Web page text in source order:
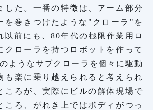
した。一番の特徴は、アーム部分
を巻きつけたような"クローラ"を
以前にも、80年代の極限作業用ロ
クローラを持つロボットを作って
ようなサブクローラを個々に駆動
も楽に乗り越えられると考えられ
ころが、実際にビルの解体現場で
ころ、がれき上ではボディがつっ